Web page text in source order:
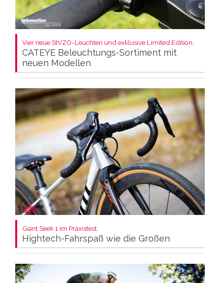
Vier neue StVZO-Leuchten und exklusive Limited Edition:
CATEYE Beleuchtungs-Sortiment mit
neuen Modellen
Giant Seek 1 im Praxistest:
Hightech-Fahrspaß wie die Großen